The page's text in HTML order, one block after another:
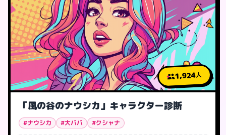
1,924人
「風の谷のナウシカ」キャラクター診断
#ナウシカ #大ババ #クシャナ